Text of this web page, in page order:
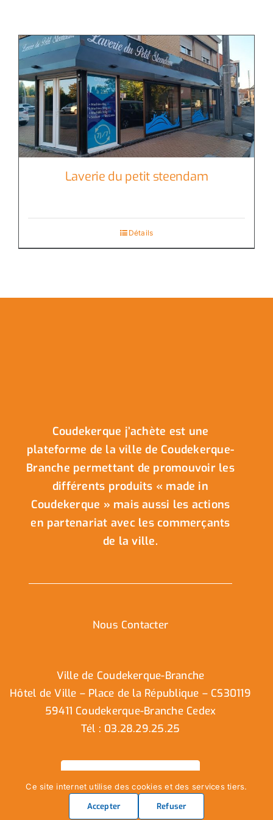
Laverie du petit steendam
Détails
Coudekerque j’achète est une
plateforme de la ville de Coudekerque-
Branche permettant de promouvoir les
différents produits « made in
Coudekerque » mais aussi les actions
en partenariat avec les commerçants
de la ville.
Nous Contacter
Ville de Coudekerque-Branche
Hôtel de Ville – Place de la République – CS30119
59411 Coudekerque-Branche Cedex
Tél : 03.28.29.25.25
Nous contacter
Ce site internet utilise des cookies et des services tiers.
Accepter Refuser